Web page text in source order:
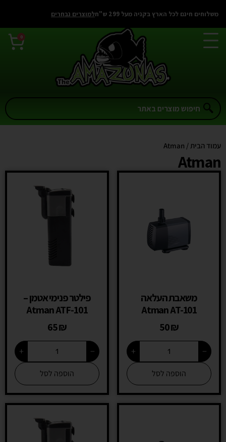
משלוחים חינם לכל הארץ בקניה מעל 299 ש"ח למוצרים נבחרים
0
עמוד הבית / Atman
Atman
משאבת העלאה
Atman AT-101
50₪
−
+
הוספה לסל
פילטר פנימי אטמן –
Atman ATF-101
65₪
−
+
הוספה לסל